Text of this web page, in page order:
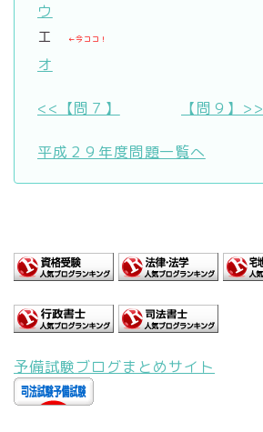
ウ
エ
←今ココ！
オ
<<【問７】 【問９】>>
平成２９年度問題一覧へ
予備試験ブログまとめサイト